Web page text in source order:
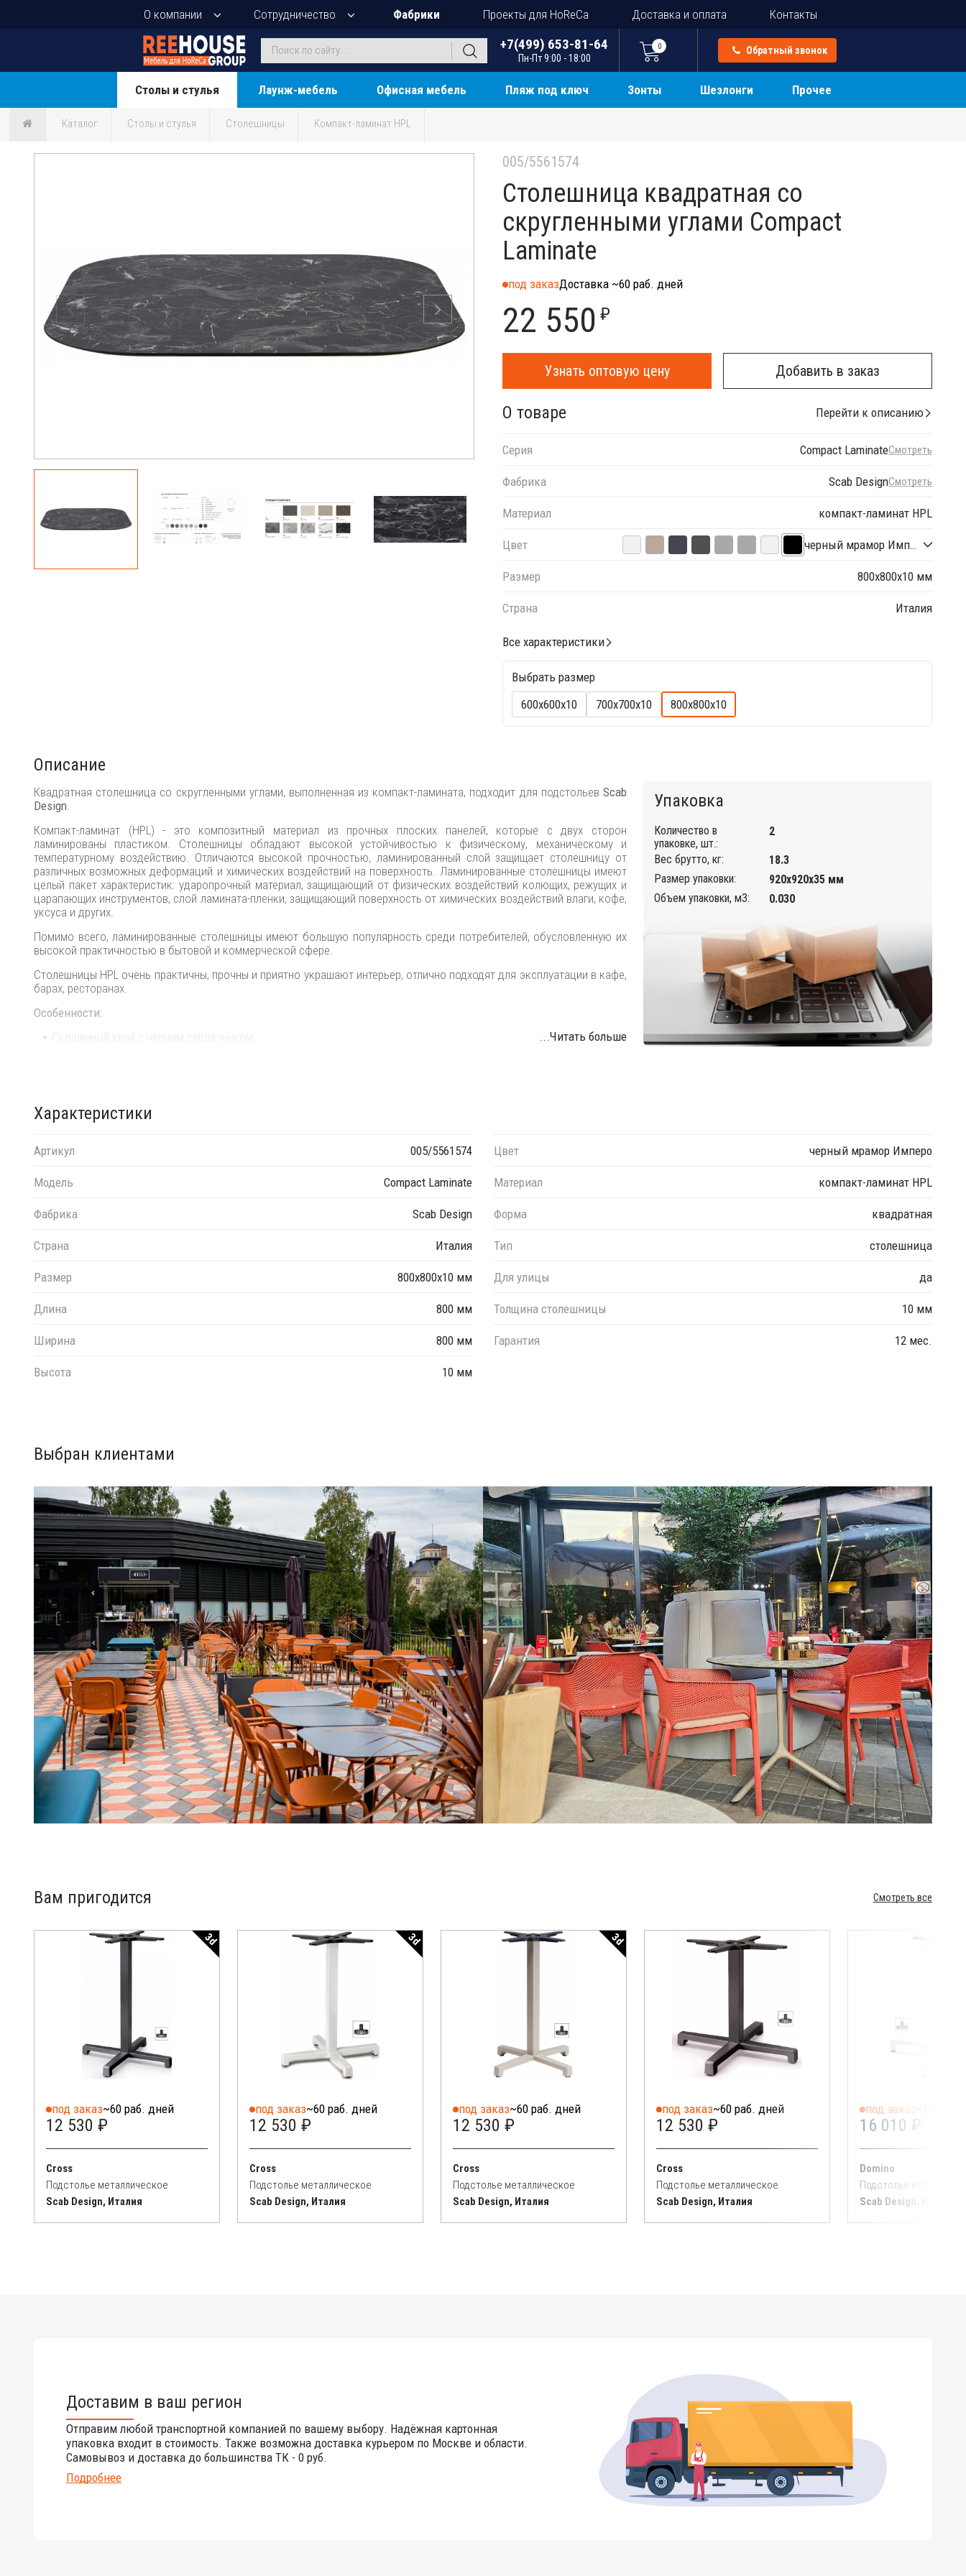
О компании Сотрудничество Фабрики Проекты для HoReCa Доставка и оплата Контакты
+7(499) 653-81-64
Пн-Пт 9:00 - 18:00
0 Обратный звонок
Столы и стулья Лаунж-мебель Офисная мебель Пляж под ключ Зонты Шезлонги Прочее
Каталог Столы и стулья Столешницы Компакт-ламинат HPL
005/5561574
Столешница квадратная со
скругленными углами Compact
Laminate
под заказДоставка ~60 раб. дней
22 550 ₽
Узнать оптовую цену Добавить в заказ
О товаре Перейти к описанию
Серия Compact LaminateСмотреть
Фабрика Scab DesignСмотреть
Материал компакт-ламинат HPL
Цвет черный мрамор Имперо
Размер 800х800х10 мм
Страна Италия
Все характеристики
Выбрать размер
600х600х10
700х700х10 800х800х10
Описание
Квадратная столешница со скругленными углами, выполненная из компакт-ламината, подходит для подстольев Scab
Design.
Компакт-ламинат (HPL) - это композитный материал из прочных плоских панелей, которые с двух сторон
ламинированы пластиком. Столешницы обладают высокой устойчивостью к физическому, механическому и
температурному воздействию. Отличаются высокой прочностью, ламинированный слой защищает столешницу от
различных возможных деформаций и химических воздействий на поверхность. Ламинированные столешницы имеют
целый пакет характеристик: ударопрочный материал, защищающий от физических воздействий колющих, режущих и
царапающих инструментов, слой ламината-пленки, защищающий поверхность от химических воздействий влаги, кофе,
уксуса и других.
Помимо всего, ламинированные столешницы имеют большую популярность среди потребителей, обусловленную их
высокой практичностью в бытовой и коммерческой сфере.
Столешницы HPL очень практичны, прочны и приятно украшают интерьер, отлично подходят для эксплуатации в кафе,
барах, ресторанах.
Особенности:
Скошенный край с черным сердечником.
Дополнительную информацию и цены на другие модели Вы можете уточнить у менеджеров.
...Читать больше
Упаковка
Количество в
упаковке, шт.:
2
Вес брутто, кг:
18.3
Размер упаковки:
920х920х35 мм
Объем упаковки, м3:
0.030
Характеристики
Артикул 005/5561574
Модель Compact Laminate
Фабрика Scab Design
Страна Италия
Размер 800х800х10 мм
Длина 800 мм
Ширина 800 мм
Высота 10 мм
Цвет черный мрамор Имперо
Материал компакт-ламинат HPL
Форма квадратная
Тип столешница
Для улицы да
Толщина столешницы 10 мм
Гарантия 12 мес.
Выбран клиентами
Вам пригодится Смотреть все
3d
под заказ~60 раб. дней
12 530 ₽
Cross
Подстолье металлическое
Scab Design, Италия
3d
под заказ~60 раб. дней
12 530 ₽
Cross
Подстолье металлическое
Scab Design, Италия
3d
под заказ~60 раб. дней
12 530 ₽
Cross
Подстолье металлическое
Scab Design, Италия
под заказ~60 раб. дней
12 530 ₽
Cross
Подстолье металлическое
Scab Design, Италия
под заказ
16 010 ₽
Domino
Подстолье
Scab Design, Италия
Доставим в ваш регион
Отправим любой транспортной компанией по вашему выбору. Надёжная картонная
упаковка входит в стоимость. Также возможна доставка курьером по Москве и области.
Самовывоз и доставка до большинства ТК - 0 руб.
Подробнее